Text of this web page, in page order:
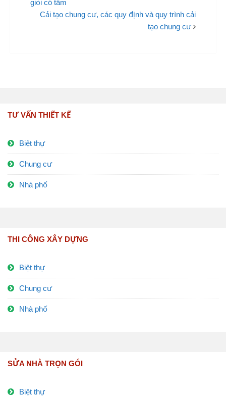
giỏi có tâm
Cải tạo chung cư, các quy định và quy trình cải
tạo chung cư
TƯ VẤN THIẾT KẾ
Biệt thự
Chung cư
Nhà phố
THI CÔNG XÂY DỰNG
Biệt thự
Chung cư
Nhà phố
SỬA NHÀ TRỌN GÓI
Biệt thự